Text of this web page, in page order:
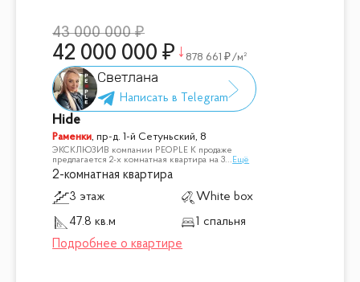
43 000 000
42 000 000 878 661 /м²
Светлана
Hide
Раменки,пр-д. 1-й Сетуньский, 8
ЭКСКЛЮЗИВ компании PEOPLE К продаже
предлагается 2-х комнатная квартира на 3... Ещё
2-комнатная квартира
3 этаж
White box
47.8 кв.м
1 спальня